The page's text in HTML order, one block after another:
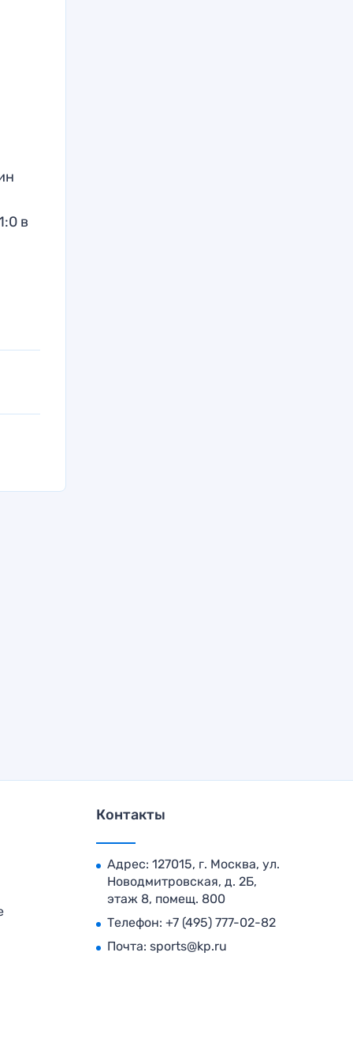
в
Контакты
Адрес: 127015, г. Москва, ул.
Новодмитровская, д. 2Б,
этаж 8, помещ. 800
Телефон: +7 (495) 777-02-82
Почта: sports@kp.ru